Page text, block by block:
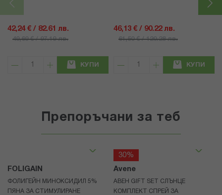
42,24 € / 82.61 лв.
49,69 € / 97.19 лв.
КУПИ
46,13 € / 90.22 лв.
61,50 € / 120.28 лв.
КУПИ
Препоръчани за теб
FOLIGAIN
ФОЛИГЕЙН МИНОКСИДИЛ 5%
ПЯНА ЗА СТИМУЛИРАНЕ
30%
Avene
АВЕН GIFT SET СЛЪНЦЕ
КОМПЛЕКТ СПРЕЙ ЗА